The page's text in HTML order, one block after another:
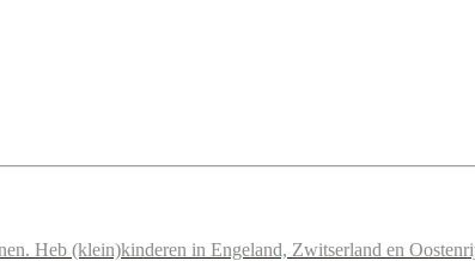
Heb (klein)kinderen in Engeland, Zwitserland en